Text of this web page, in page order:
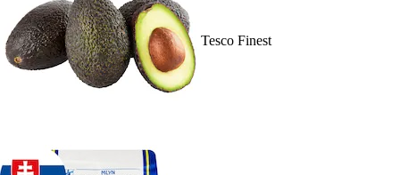
Tesco Finest